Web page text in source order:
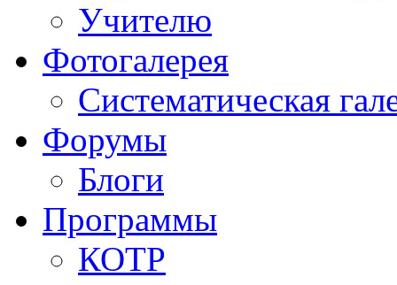
Учителю
Фотогалерея
Систематическая
Форумы
Блоги
Программы
КОТР